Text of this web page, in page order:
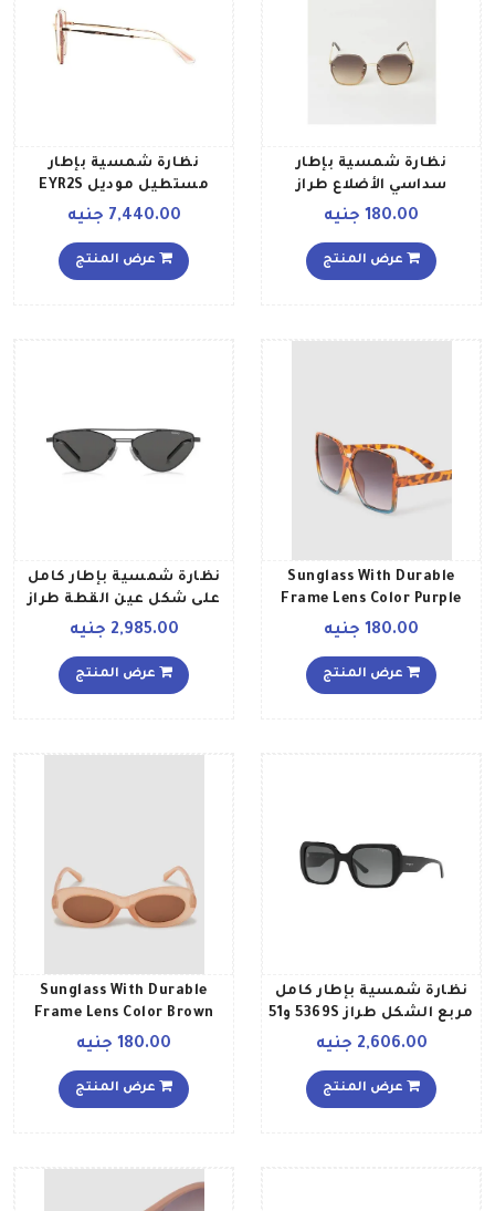
نظارة شمسية بإطار
سداسي الأضلاع طراز
6385W3 للنساء
180.00 جنيه
عرض المنتج
نظارة شمسية بإطار
مستطيل موديل EYR2S
للنساء
7,440.00 جنيه
عرض المنتج
Sunglass With Durable
Frame Lens Color Purple
Frame Color Tiger Pattern
180.00 جنيه
عرض المنتج
نظارة شمسية بإطار كامل
على شكل عين القطة طراز
1144S 003IR 57 للنساء
2,985.00 جنيه
عرض المنتج
نظارة شمسية بإطار كامل
مربع الشكل طراز 5369S و51
وW44 و11 للنساء2,606.00 جنيه
عرض المنتج
Sunglass With Durable
Frame Lens Color Brown
Frame Color Brown للنساء
180.00 جنيه
عرض المنتج